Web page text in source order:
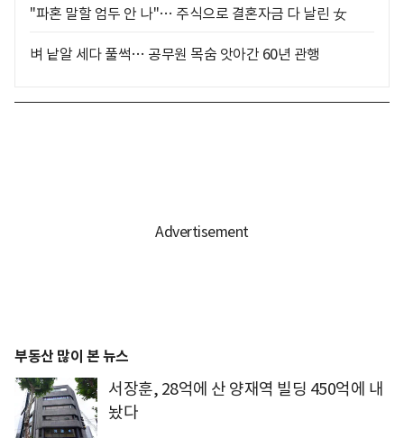
"파혼 말할 엄두 안 나"… 주식으로 결혼자금 다 날린 女
벼 낱알 세다 풀썩… 공무원 목숨 앗아간 60년 관행
부동산 많이 본 뉴스
서장훈, 28억에 산 양재역 빌딩 450억에 내
놨다